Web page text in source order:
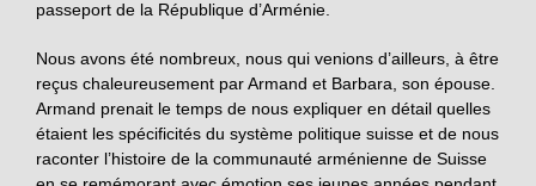
passeport de la République d’Arménie.
Nous avons été nombreux, nous qui venions d’ailleurs, à être
reçus chaleureusement par Armand et Barbara, son épouse.
Armand prenait le temps de nous expliquer en détail quelles
étaient les spécificités du système politique suisse et de nous
raconter l’histoire de la communauté arménienne de Suisse